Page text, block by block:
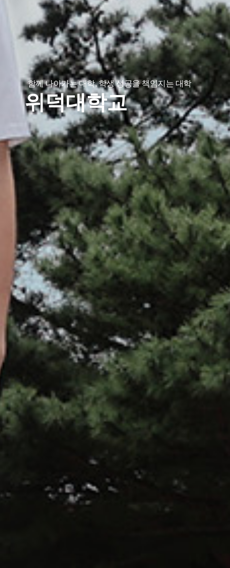
함께 나아가는 대학, 학생 성공을 책임지는 대학
위덕대학교